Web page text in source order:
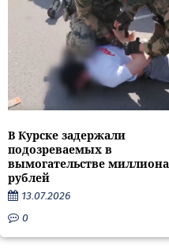
В Курске задержали
подозреваемых в
вымогательстве миллиона
рублей
13.07.2026
0